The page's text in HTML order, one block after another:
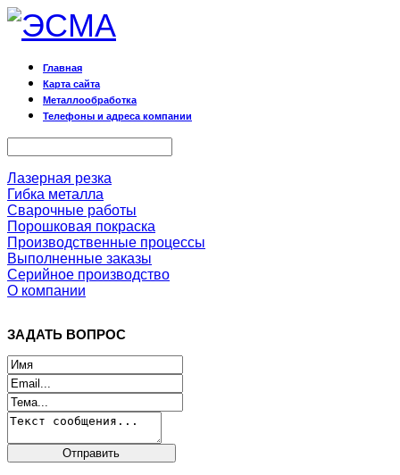
Главная
Карта сайта
Металлообработка
Телефоны и адреса компании
Лазерная резка
Гибка металла
Сварочные работы
Порошковая покраска
Производственные процессы
Выполненные заказы
Серийное производство
О компании
ЗАДАТЬ ВОПРОС